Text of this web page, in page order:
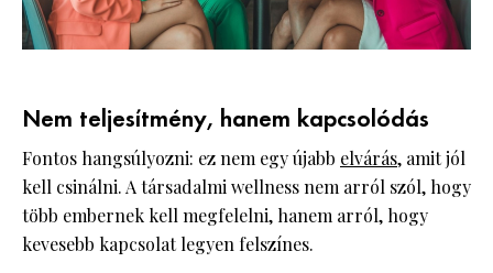
Nem teljesítmény, hanem kapcsolódás
Fontos hangsúlyozni: ez nem egy újabb elvárás, amit jól
kell csinálni. A társadalmi wellness nem arról szól, hogy
több embernek kell megfelelni, hanem arról, hogy
kevesebb kapcsolat legyen felszínes.